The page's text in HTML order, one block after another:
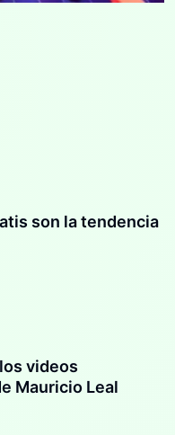
son la tendencia
videos
Mauricio Leal